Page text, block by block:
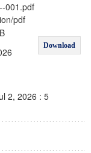
001.pdf
pdf
Download
2, 2026 : 5